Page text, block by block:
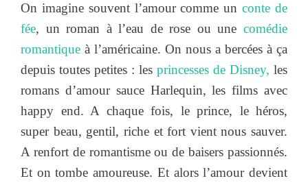
On imagine souvent l’amour comme unconte de
fée, un roman à l’eau de rose ou une comédie
romantique à l’américaine. On nous a bercées à ça
depuis toutes petites : les princesses de Disney, les
romans d’amour sauce Harlequin, les films avec
happy end. A chaque fois, le prince, le héros,
super beau, gentil, riche et fort vient nous sauver.
A renfort de romantisme ou de baisers passionnés.
Et on tombe amoureuse. Et alors l’amour devient